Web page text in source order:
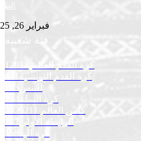
فئة شعبية
كرة القدم العالمية
1291
كرة القدم التونسية
421
كرة السلة 234
كأس العالم 2026
211
الرابطة الأولى
197
159